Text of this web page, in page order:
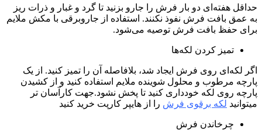
حداقل هفته‌ای دو بار فرش را جارو بزنید تا گرد و غبار و ذرات ریز
به عمق بافت فرش نفوذ نکنند. استفاده از جاروبرقی با مکش ملایم
برای حفظ بافت فرش توصیه می‌شود.
تمیز کردن لکه‌ها
اگر لکه‌ای روی فرش ایجاد شد، بلافاصله آن را تمیز کنید. از یک
پارچه مرطوب و محلول شوینده ملایم استفاده کنید و از کشیدن
پارچه روی لکه خودداری کنید تا پخش نشود.جهت کارآسان تر
میتوانید لکه برقوی فرش را از هایپر کارپت خرید کنید
چرخاندن فرش